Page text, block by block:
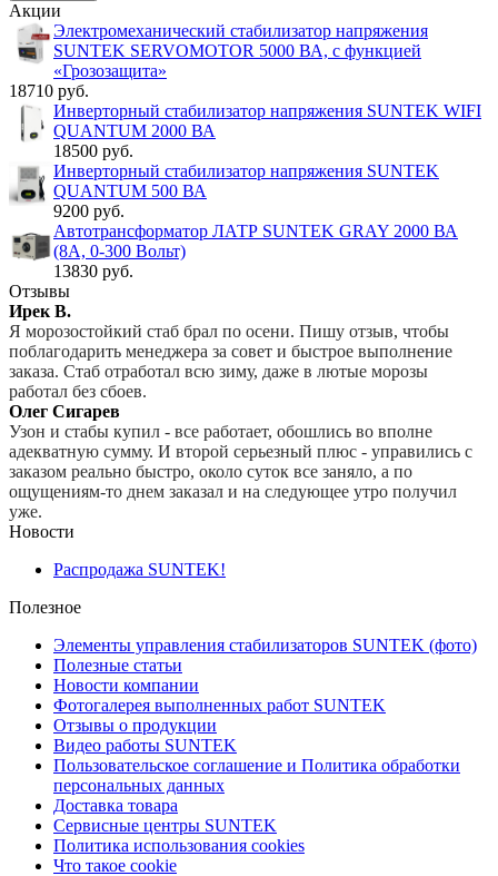
Акции
Электромеханический стабилизатор напряжения
SUNTEK SERVOMOTOR 5000 ВА, с функцией
«Грозозащита»
18710 руб.
Инверторный стабилизатор напряжения SUNTEK WIFI
QUANTUM 2000 ВА
18500 руб.
Инверторный стабилизатор напряжения SUNTEK
QUANTUM 500 ВА
9200 руб.
Автотрансформатор ЛАТР SUNTEK GRAY 2000 ВА
(8А, 0-300 Вольт)
13830 руб.
Отзывы
Ирек В.
Я морозостойкий стаб брал по осени. Пишу отзыв, чтобы
поблагодарить менеджера за совет и быстрое выполнение
заказа. Стаб отработал всю зиму, даже в лютые морозы
работал без сбоев.
Олег Сигарев
Узон и стабы купил - все работает, обошлись во вполне
адекватную сумму. И второй серьезный плюс - управились с
заказом реально быстро, около суток все заняло, а по
ощущениям-то днем заказал и на следующее утро получил
уже.
Новости
Распродажа SUNTEK!
Полезное
Элементы управления стабилизаторов SUNTEK (фото)
Полезные статьи
Новости компании
Фотогалерея выполненных работ SUNTEK
Отзывы о продукции
Видео работы SUNTEK
Пользовательское соглашение и Политика обработки
персональных данных
Доставка товара
Сервисные центры SUNTEK
Политика использования cookies
Что такое cookie